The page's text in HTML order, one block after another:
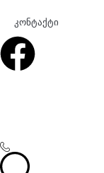
კონტაქტი